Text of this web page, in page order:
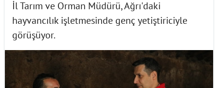
İl Tarım ve Orman Müdürü, Ağrı'daki
hayvancılık işletmesinde genç yetiştiriciyle
görüşüyor.